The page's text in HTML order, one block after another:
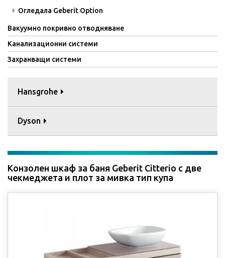
Огледала Geberit Option
Вакуумно покривно отводняване
Канализационни системи
Захранващи системи
Hansgrohe
Dyson
Конзолен шкаф за баня Geberit Citterio с две
чекмеджета и плот за мивка тип купа